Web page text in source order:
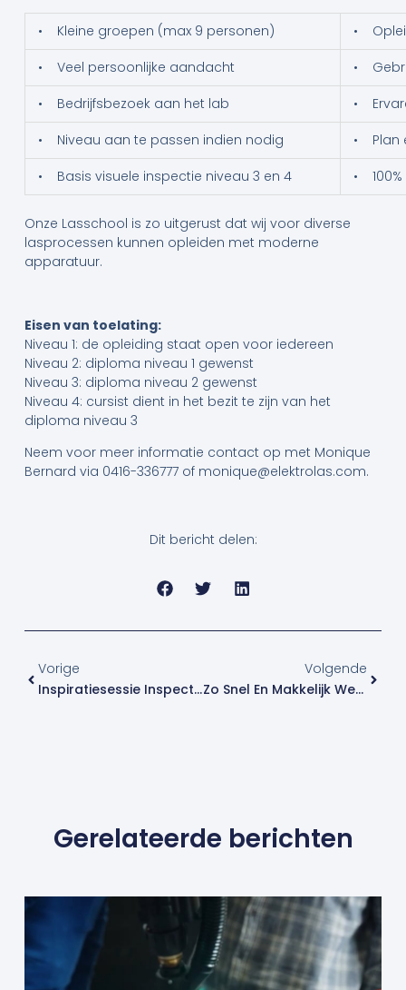
• Kleine groepen (max 9 personen)
•
• Veel persoonlijke aandacht
•
• Bedrijfsbezoek aan het lab
•
• Niveau aan te passen indien nodig
• Plan
• Basis visuele inspectie niveau 3 en 4
•
Onze Lasschool is zo uitgerust dat wij voor diverse
lasprocessen kunnen opleiden met moderne
apparatuur.
Eisen van toelating:
Niveau 1: de opleiding staat open voor iedereen
Niveau 2: diploma niveau 1 gewenst
Niveau 3: diploma niveau 2 gewenst
Niveau 4: cursist dient in het bezit te zijn van het
diploma niveau 3
Neem voor meer informatie contact op met Monique
Bernard via 0416-336777 of monique@elektrolas.com.
Dit bericht delen:
Vorige
Inspiratiesessie Inspectietechnieken
Volgende
Zo Snel En Makkelijk Werk Jij Vanaf Nu Een Binnenhoek Af!
Gerelateerde berichten